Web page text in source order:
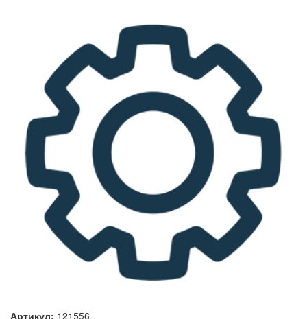
Артикул: 121556